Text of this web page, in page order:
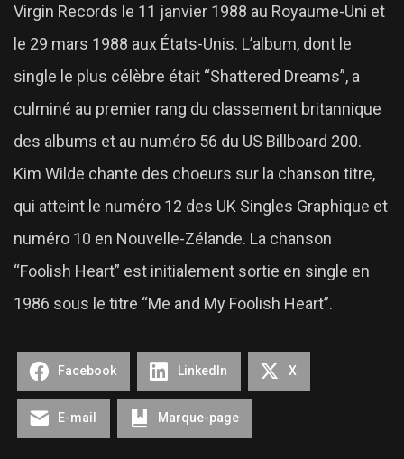
Virgin Records le 11 janvier 1988 au Royaume-Uni et
le 29 mars 1988 aux États-Unis. L’album, dont le
single le plus célèbre était “Shattered Dreams”, a
culminé au premier rang du classement britannique
des albums et au numéro 56 du US Billboard 200.
Kim Wilde chante des choeurs sur la chanson titre,
qui atteint le numéro 12 des UK Singles Graphique et
numéro 10 en Nouvelle-Zélande. La chanson
“Foolish Heart” est initialement sortie en single en
1986 sous le titre “Me and My Foolish Heart”.
Facebook LinkedIn X
E-mail Marque-page